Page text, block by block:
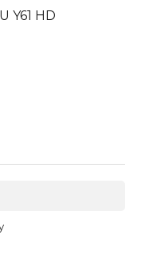
Y61 HD